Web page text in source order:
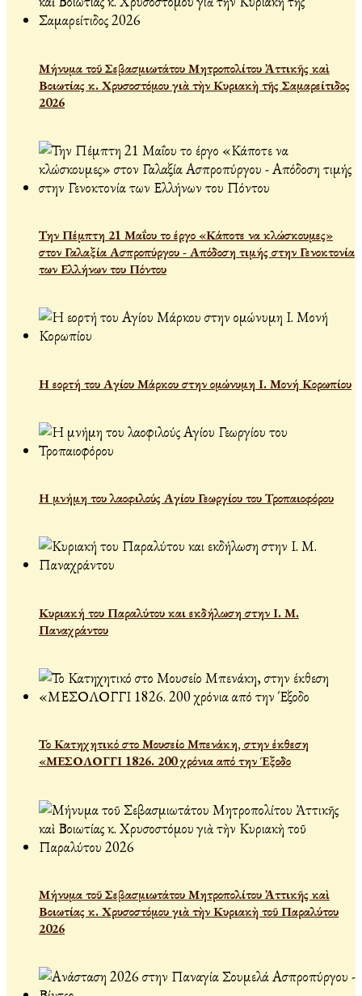
Μήνυμα τοῦ Σεβασμιωτάτου Μητροπολίτου Ἀττικῆς καὶ
Βοιωτίας κ. Χρυσοστόμου γιὰ τὴν Κυριακὴ τῆς Σαμαρείτιδος
2026
Την Πέμπτη 21 Μαΐου το έργο «Κάποτε να κλώσκουμες»
στον Γαλαξία Ασπροπύργου - Απόδοση τιμής στην Γενοκτονία
των Ελλήνων του Πόντου
Η εορτή του Αγίου Μάρκου στην ομώνυμη Ι. Μονή Κορωπίου
Η μνήμη του λαοφιλούς Αγίου Γεωργίου του Τροπαιοφόρου
Κυριακή του Παραλύτου και εκδήλωση στην Ι. Μ.
Παναχράντου
Το Κατηχητικό στο Μουσείο Μπενάκη, στην έκθεση
«ΜΕΣΟΛΟΓΓΙ 1826. 200 χρόνια από την Έξοδο
Μήνυμα τοῦ Σεβασμιωτάτου Μητροπολίτου Ἀττικῆς καὶ
Βοιωτίας κ. Χρυσοστόμου γιὰ τὴν Κυριακὴ τοῦ Παραλύτου
2026